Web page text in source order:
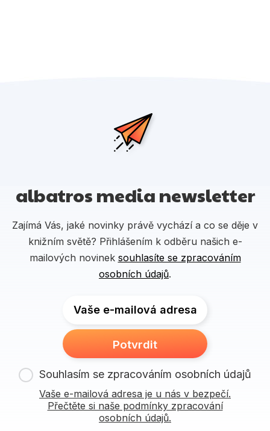
albatros media newsletter
Zajímá Vás, jaké novinky právě vychází a co se děje v
knižním světě? Přihlášením k odběru našich e-
mailových novinek souhlasíte se zpracováním
osobních údajů.
Vaše e-mailová adresa
Potvrdit
Souhlasím se zpracováním osobních údajů
Vaše e-mailová adresa je u nás v bezpečí.
Přečtěte si naše podmínky zpracování
osobních údajů.